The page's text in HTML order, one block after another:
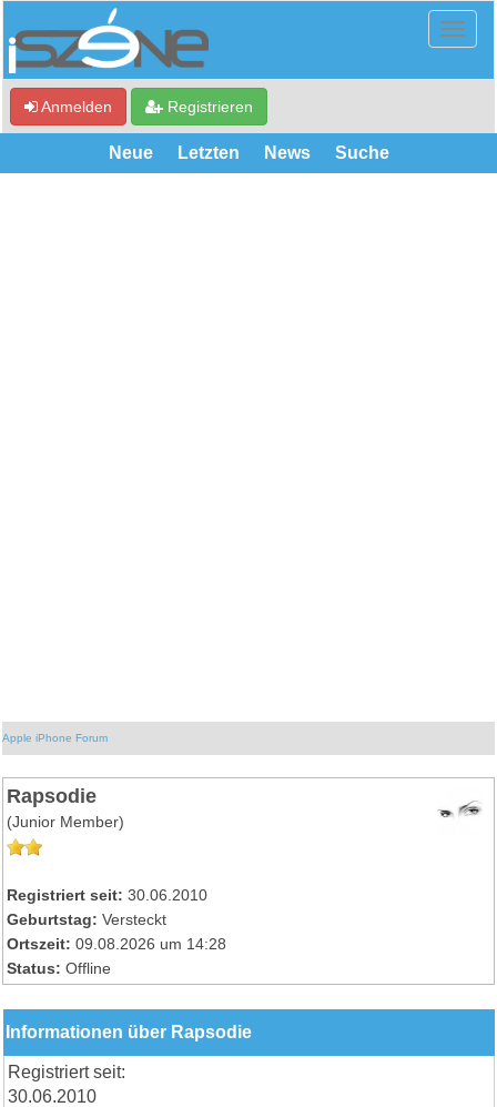
Anmelden Registrieren
Neue Letzten News Suche
Apple iPhone Forum
Rapsodie
(Junior Member)
Registriert seit: 30.06.2010
Geburtstag: Versteckt
Ortszeit: 09.08.2026 um 14:28
Status: Offline
Informationen über Rapsodie
Registriert seit:
30.06.2010